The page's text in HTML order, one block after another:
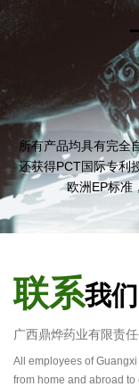
所有产品均具有完全
还获得PCT国际专利
欧洲EP标准
联系我们
广西鼎烨药业有限责
All employees of
from home and abroad